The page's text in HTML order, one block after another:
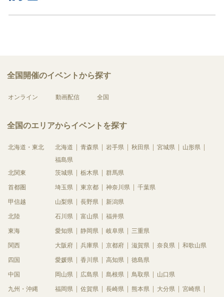
全国開催のイベントから探す
オンライン 動画配信 全国
全国のエリアからイベントを探す
北海道・東北 北海道 青森県 岩手県 秋田県 宮城県
山形県
福島県
北関東
茨城県 栃木県 群馬県
首都圏 埼玉県 東京都 神奈川県 千葉県
甲信越 山梨県 長野県 新潟県
北陸 石川県 富山県 福井県
東海 愛知県 静岡県 岐阜県 三重県
関西 大阪府 兵庫県 京都府 滋賀県 奈良県 和歌山県
四国 愛媛県 香川県 高知県 徳島県
中国 岡山県 広島県 島根県 鳥取県 山口県
九州・沖縄 福岡県 佐賀県 長崎県 熊本県 大分県
宮崎県